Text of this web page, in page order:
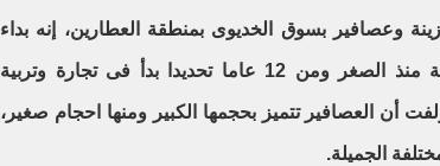
وعصافير بسوق الخديوى بمنطقة العطارين، إنه بداء
تربية العصافير كانت هواية منذ الصغر ومن 12 عاما تحديدا بدأ فى تجارة وتربية
أن العصافير تتميز بحجمها الكبير ومنها احجام صغير،
الجميلة.